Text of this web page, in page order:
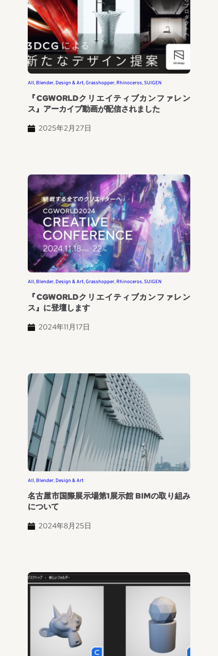
All, Blender, Design & Art, Grasshopper, Rhinoceros, SUIGEN
『CGWORLDクリエイティブカンファレン
ス』アーカイブ動画が配信されました
2025年2月27日
All, Blender, Design & Art, Grasshopper, Rhinoceros, SUIGEN
『CGWORLDクリエイティブカンファレン
ス』に登壇します
2024年11月17日
All, Blender, Design & Art
名古屋市国際展示場第1展示館 BIMの取り組み
について
2024年8月25日